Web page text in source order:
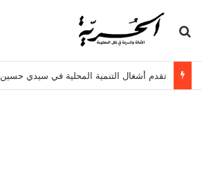
بحث عن
تقدم أشغال التنمية المحلية في سيدي حسين